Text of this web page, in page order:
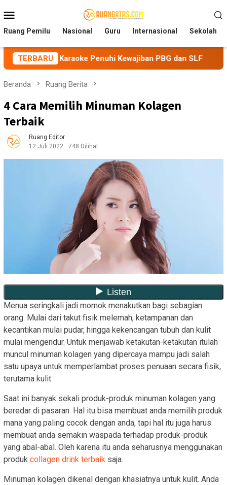
ke
kontenMobile
Ruang Pemilu Nasional Guru Internasional Sekolah
TERBARU
Penuhi Kewajiban PBG dan SLF BEM
Beranda Ruang Berita
4 Cara Memilih Minuman Kolagen
Terbaik
Ruang Editor
12 Juli 2022
748 Dilihat
Menua seringkali jadi momok menakutkan bagi sebagian
orang. Mulai dari takut fisik melemah, ketampanan dan
kecantikan mulai pudar, hingga kekencangan tubuh dan kulit
mulai mengendur. Untuk menjawab ketakutan-ketakutan itulah
muncul minuman kolagen yang dipercaya mampu jadi salah
satu upaya untuk memperlambat proses penuaan secara fisik,
terutama kulit.
Saat ini banyak sekali produk-produk minuman kolagen yang
beredar di pasaran. Hal itu bisa membuat anda memilih produk
mana yang paling cocok dengan anda, tapi hal itu juga harus
membuat anda semakin waspada terhadap produk-produk
yang abal-abal. Oleh karena itu anda seharusnya menggunakan
produk collagen drink terbaik saja.
Minuman kolagen dikenal dengan khasiatnya untuk kulit. Anda